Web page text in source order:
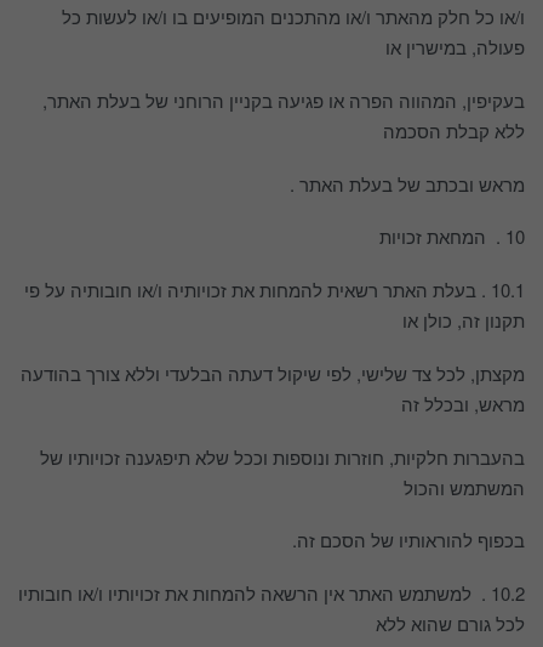
ו/או כל חלק מהאתר ו/או מהתכנים המופיעים בו ו/או לעשות כל
פעולה, במישרין או
בעקיפין, המהווה הפרה או פגיעה בקניין הרוחני של בעלת האתר,
ללא קבלת הסכמה
מראש ובכתב של בעלת האתר .
10 . המחאת זכויות
10.1 . בעלת האתר רשאית להמחות את זכויותיה ו/או חובותיה על פי
תקנון זה, כולן או
מקצתן, לכל צד שלישי, לפי שיקול דעתה הבלעדי וללא צורך בהודעה
מראש, ובכלל זה
בהעברות חלקיות, חוזרות ונוספות וככל שלא תיפגענה זכויותיו של
המשתמש והכול
בכפוף להוראותיו של הסכם זה.
10.2 . למשתמש האתר אין הרשאה להמחות את זכויותיו ו/או חובותיו
לכל גורם שהוא ללא